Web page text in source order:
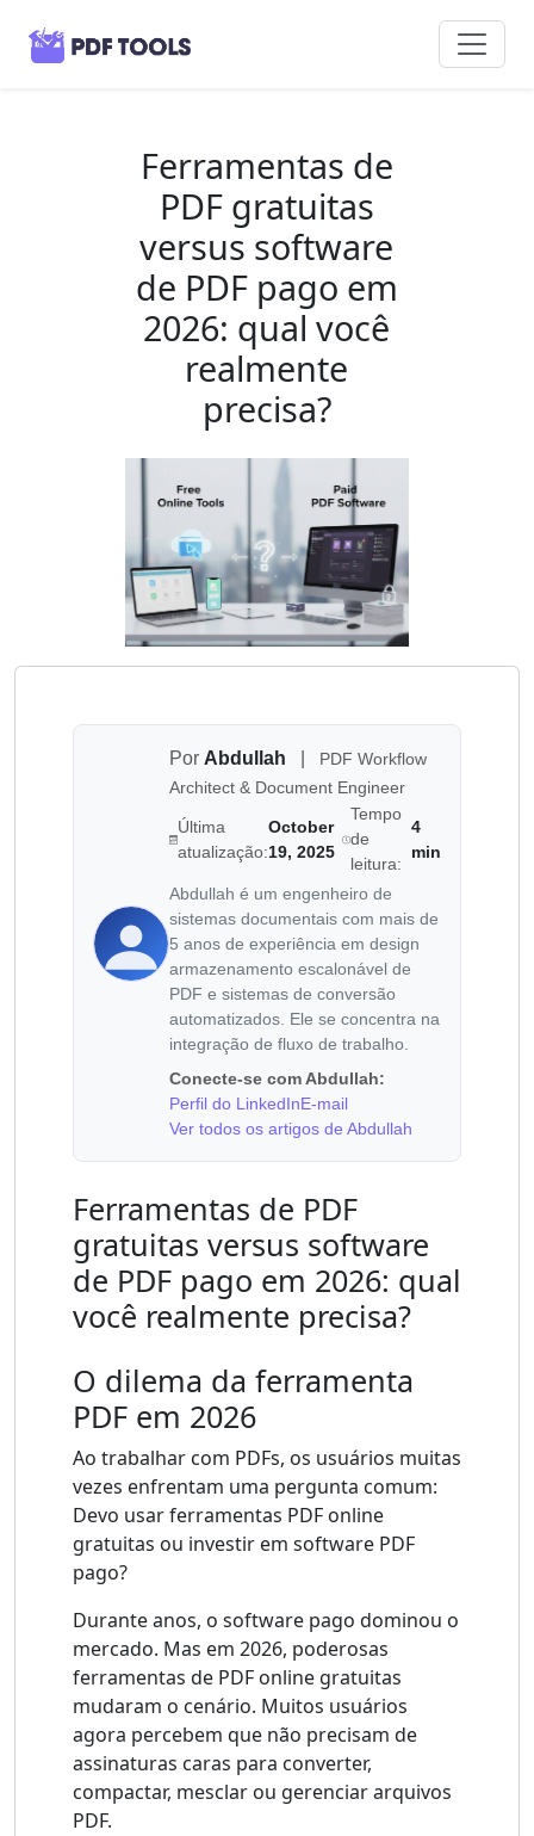
Ferramentas de
PDF gratuitas
versus software
de PDF pago em
2026: qual você
realmente
precisa?
Por Abdullah
PDF Workflow
Architect & Document Engineer
Última
atualização:
October
19, 2025
Tempo
de
leitura:
4
min
Abdullah é um engenheiro de
sistemas documentais com mais de
5 anos de experiência em design
armazenamento escalonável de
PDF e sistemas de conversão
automatizados. Ele se concentra na
integração de fluxo de trabalho.
Conecte-se com Abdullah:
Perfil do LinkedInE-mail
Ver todos os artigos de Abdullah
Ferramentas de PDF
gratuitas versus software
de PDF pago em 2026: qual
você realmente precisa?
O dilema da ferramenta
PDF em 2026
Ao trabalhar com PDFs, os usuários muitas
vezes enfrentam uma pergunta comum:
Devo usar ferramentas PDF online
gratuitas ou investir em software PDF
pago?
Durante anos, o software pago dominou o
mercado. Mas em 2026, poderosas
ferramentas de PDF online gratuitas
mudaram o cenário. Muitos usuários
agora percebem que não precisam de
assinaturas caras para converter,
compactar, mesclar ou gerenciar arquivos
PDF.